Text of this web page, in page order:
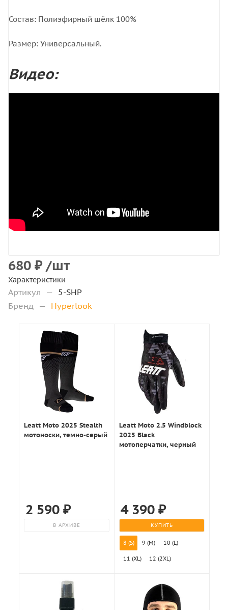
Состав: Полиэфирный шёлк 100%
Размер: Универсальный.
Видео:
680 ₽ /шт
Характеристики
Артикул — 5-SHP
Бренд
— Hyperlook
Leatt Moto 2025 Stealth
мотоноски, темно-серый
2 590₽
В АРХИВЕ
Leatt Moto 2.5 Windblock
2025 Black
мотоперчатки, черный
4 390 ₽
КУПИТЬ
8 (S) 9 (M) 10 (L)
11 (XL) 12 (2XL)